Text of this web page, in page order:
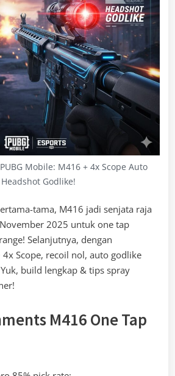
Mobile: M416 + 4x Scope Auto
Headshot Godlike!
tama, M416 jadi senjata raja
2025 untuk one tap
Selanjutnya, dengan
Scope, recoil nol, auto godlike
build lengkap & tips spray
M416 One Tap